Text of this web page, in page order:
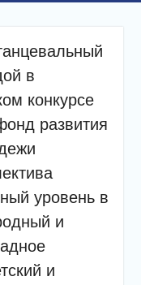
и
в
конкурсе
развития
уровень в
и
и